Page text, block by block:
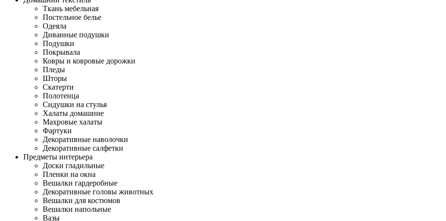
Ткань мебельная
Постельное белье
Одеяла
Диванные подушки
Подушки
Покрывала
Ковры и ковровые дорожки
Пледы
Шторы
Скатерти
Полотенца
Сидушки на стулья
Халаты домашние
Махровые халаты
Фартуки
Декоративные наволочки
Декоративные салфетки
Предметы интерьера
Доски гладильные
Пленки на окна
Вешалки гардеробные
Декоративные головы животных
Вешалки для костюмов
Вешалки напольные
Вазы